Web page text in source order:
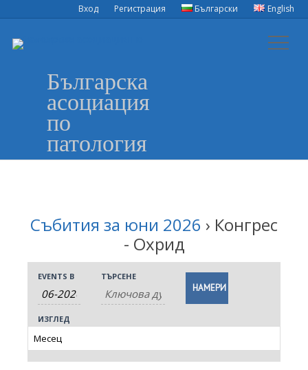
Вход Регистрация Български English
Българска
асоциация
по
патология
Събития за юни 2026 › Конгрес
- Охрид
Събития
Search
and
Views
Navigation
Събития
Търсене
EVENTS В ТЪРСЕНЕ
Събитие
Views
Navigation
ИЗГЛЕД